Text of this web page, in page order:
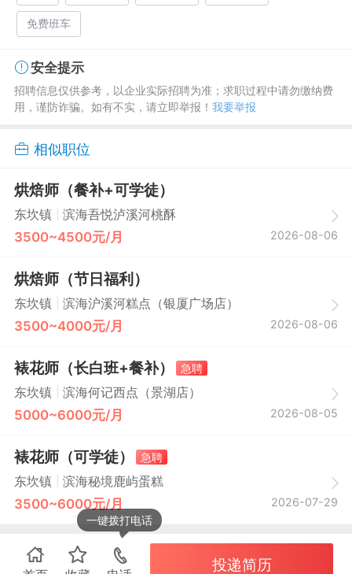
免费班车
安全提示
招聘信息仅供参考，以企业实际招聘为准；求职过程中请勿缴纳费
用，谨防诈骗。如有不实，请立即举报！ 我要举报
相似职位
烘焙师（餐补+可学徒）
东坎镇 滨海吾悦泸溪河桃酥
3500~4500元/月 2026-08-06
烘焙师（节日福利）
东坎镇 滨海沪溪河糕点（银厦广场店）
3500~4000元/月 2026-08-06
裱花师（长白班+餐补）
急聘
东坎镇
滨海何记西点（景湖店）
5000~6000元/月 2026-08-05
裱花师（可学徒）
急聘
东坎镇
滨海秘境鹿屿蛋糕
3500~6000元/月 2026-07-29
一键拨打电话
投递简历